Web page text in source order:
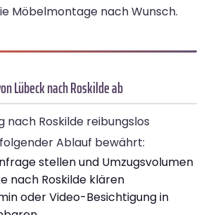
Möbelmontage nach Wunsch.
Lübeck nach Roskilde ab
nach Roskilde reibungslos
Ablauf bewährt:
stellen und Umzugsvolumen
nach Roskilde klären
oder Video-Besichtigung in